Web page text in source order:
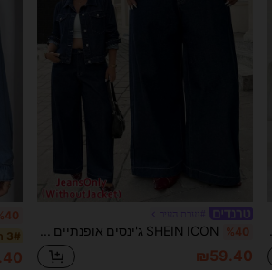
%40
₪59.40
3# רבי מכר